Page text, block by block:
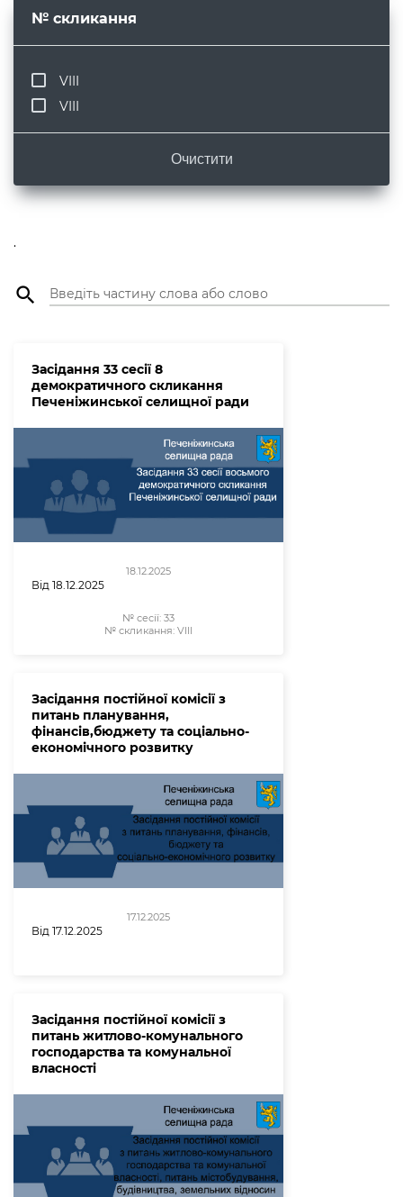
№ скликання
VIII
VIII
Очистити
.
search
Засідання 33 сесії 8
демократичного скликання
Печеніжинської селищної ради
18.12.2025
Від 18.12.2025
№ сесії: 33
№ скликання: VIII
Засідання постійної комісії з
питань планування,
фінансів,бюджету та соціально-
економічного розвитку
17.12.2025
Від 17.12.2025
Засідання постійної комісії з
питань житлово-комунального
господарства та комунальної
власності